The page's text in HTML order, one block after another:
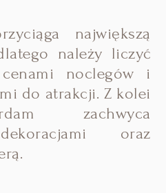
największą
należy liczyć
noclegów i
do atrakcji. Z kolei
zachwyca
oraz